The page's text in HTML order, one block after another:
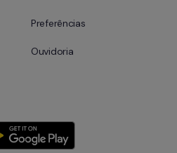
Preferências
Ouvidoria